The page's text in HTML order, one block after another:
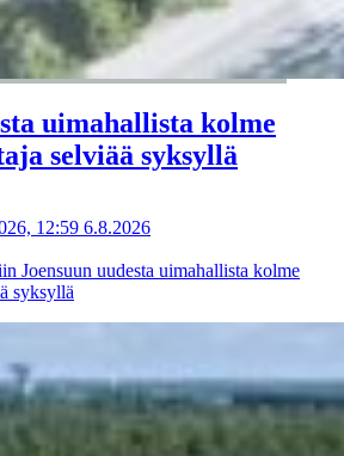
uimahallista kolme
selviää syksyllä
12:59 6.8.2026
Joensuun uudesta uimahallista kolme
syksyllä